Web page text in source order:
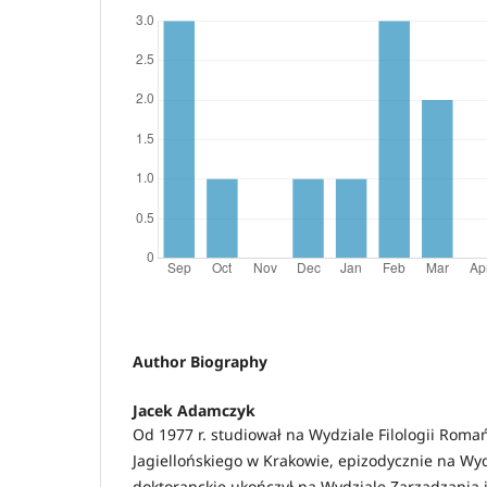
Author Biography
Jacek Adamczyk
Od 1977 r. studiował na Wydziale Filologii
Jagiellońskiego w Krakowie, epizodycznie na